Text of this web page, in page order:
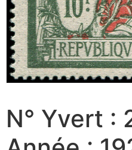
N° Yvert :